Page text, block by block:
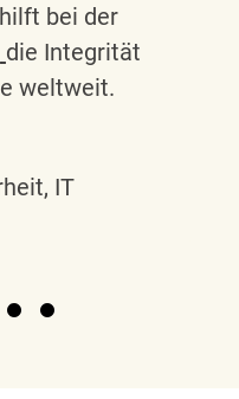
bei der
die Integrität
weltweit.
IT